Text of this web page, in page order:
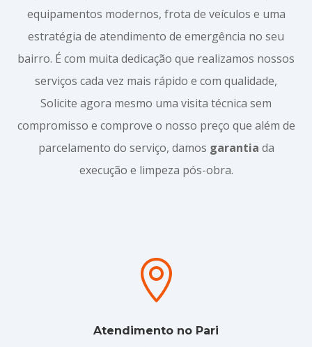
equipamentos modernos, frota de veículos e uma
estratégia de atendimento de emergência no seu
bairro. É com muita dedicação que realizamos nossos
serviços cada vez mais rápido e com qualidade,
Solicite agora mesmo uma visita técnica sem
compromisso e comprove o nosso preço que além de
parcelamento do serviço, damos garantia da
execução e limpeza pós-obra.

Atendimento no Pari